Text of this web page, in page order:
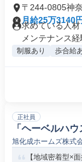
〒244-0805神
月給25万3140
求めている人材
メンテナンス経
制服あり 歩合給
正社員
「ヘーベルハ
旭化成ホームズ株式
【地域密着型×